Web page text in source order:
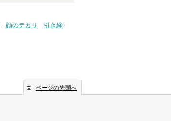
顔のテカリ
引き締
ページの先頭へ